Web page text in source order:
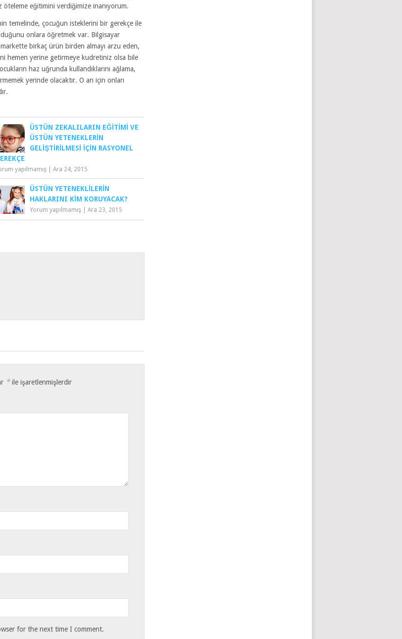
eğitimini verdiğimize inanıyorum.
temelinde, çocuğun isteklerini bir gerekçe ile
onlara öğretmek var. Bilgisayar
birkaç ürün birden almayı arzu eden,
hemen yerine getirmeye kudretiniz olsa bile
haz uğrunda kullandıklarını ağlama,
yerinde olacaktır. O an için onları
ÜSTÜN ZEKALILARIN EĞITIMI VE
ÜSTÜN YETENEKLERIN
GELIŞTIRILMESI İÇIN RASYONEL
yapılmamış |Ara 24, 2015
ÜSTÜN YETENEKLILERIN
HAKLARINI KIM KORUYACAK?
Yorum yapılmamış |Ara 23, 2015
*ile işaretlenmişlerdir
for the next time I comment.